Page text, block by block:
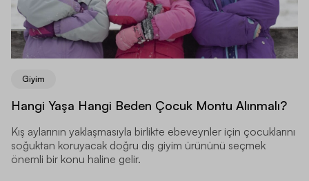
Giyim
Hangi Yaşa Hangi Beden Çocuk Montu Alınmalı?
Kış aylarının yaklaşmasıyla birlikte ebeveynler için çocuklarını
soğuktan koruyacak doğru dış giyim ürününü seçmek
önemli bir konu haline gelir.